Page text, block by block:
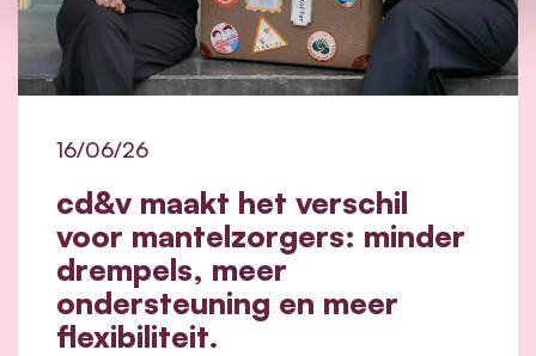
cd&v maakt het verschil
voor mantelzorgers: minder
drempels, meer
ondersteuning en meer
flexibiliteit.
16/06/26